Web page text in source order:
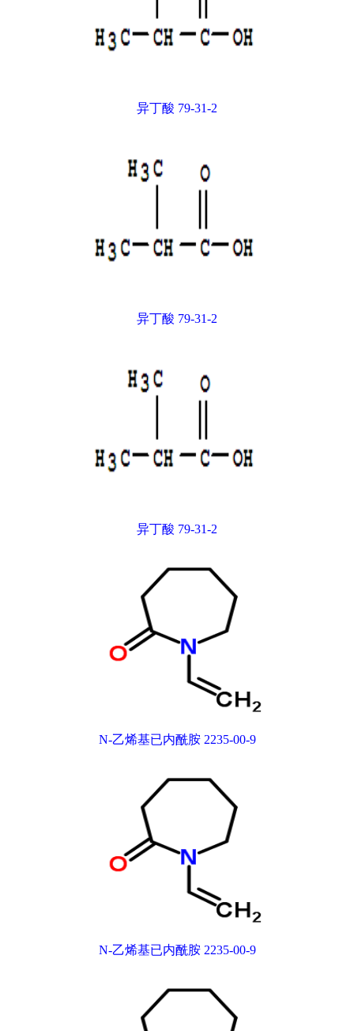
异丁酸 79-31-2
异丁酸 79-31-2
异丁酸 79-31-2
N-乙烯基已内酰胺 2235-00-9
N-乙烯基已内酰胺 2235-00-9